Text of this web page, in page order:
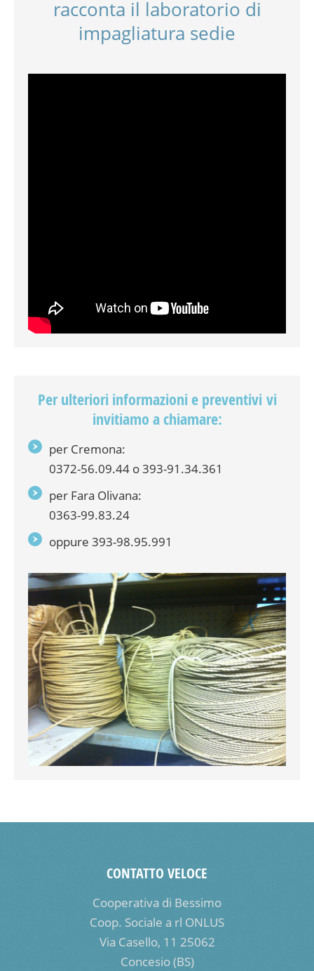
racconta il laboratorio di
impagliatura sedie
Per ulteriori informazioni e preventivi vi
invitiamo a chiamare:
per Cremona:
0372-56.09.44 o 393-91.34.361
per Fara Olivana:
0363-99.83.24
oppure 393-98.95.991
CONTATTO VELOCE
Cooperativa di Bessimo
Coop. Sociale a rl ONLUS
Via Casello, 11 25062
Concesio (BS)